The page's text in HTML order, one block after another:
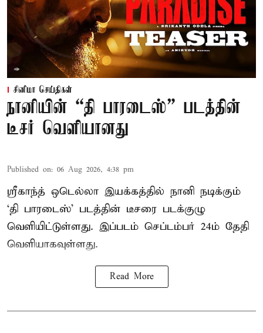
சினிமா செய்திகள்
நானியின் “தி பாரடைஸ்” படத்தின்
டீசர் வெளியானது
Published on: 06 Aug 2026, 4:38 pm
ஸ்ரீகாந்த் ஒடெல்லா இயக்கத்தில் நானி நடிக்கும்
‘தி பாரடைஸ்’ படத்தின் டீசரை படக்குழு
வெளியிட்டுள்ளது. இப்படம் செப்டம்பர் 24ம் தேதி
வெளியாகவுள்ளது.
Read More